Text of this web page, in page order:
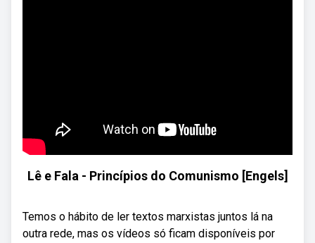
Lê e Fala - Princípios do Comunismo [Engels]
Temos o hábito de ler textos marxistas juntos lá na
outra rede, mas os vídeos só ficam disponíveis por